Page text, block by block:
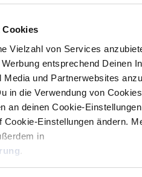
Cookies
Vielzahl von Services
entsprechend Deinen
und Partnerwebsites
in die Verwendung von
an deinen Cookie-Einstellungen
Einstellungen ändern.
in
.
Show